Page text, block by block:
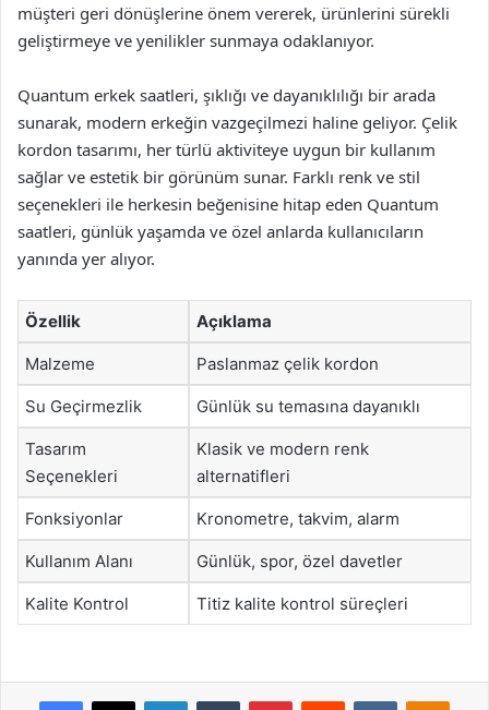
müşteri geri dönüşlerine önem vererek, ürünlerini sürekli
geliştirmeye ve yenilikler sunmaya odaklanıyor.
Quantum erkek saatleri, şıklığı ve dayanıklılığı bir arada
sunarak, modern erkeğin vazgeçilmezi haline geliyor. Çelik
kordon tasarımı, her türlü aktiviteye uygun bir kullanım
sağlar ve estetik bir görünüm sunar. Farklı renk ve stil
seçenekleri ile herkesin beğenisine hitap eden Quantum
saatleri, günlük yaşamda ve özel anlarda kullanıcıların
yanında yer alıyor.
Özellik Açıklama
Malzeme Paslanmaz çelik kordon
Su Geçirmezlik Günlük su temasına dayanıklı
Tasarım
Seçenekleri
Klasik ve modern renk
alternatifleri
Fonksiyonlar Kronometre, takvim, alarm
Kullanım Alanı Günlük, spor, özel davetler
Kalite Kontrol Titiz kalite kontrol süreçleri
Facebook
X LinkedInTumblr PinterestReddit VKontakte